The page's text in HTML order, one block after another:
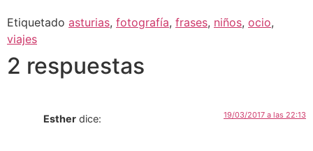
Etiquetado asturias, fotografía, frases, niños, ocio,
viajes
2 respuestas
Esther dice: 19/03/2017 a las 22:13